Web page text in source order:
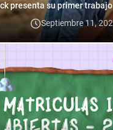
presenta su primer
Septiembre 11,